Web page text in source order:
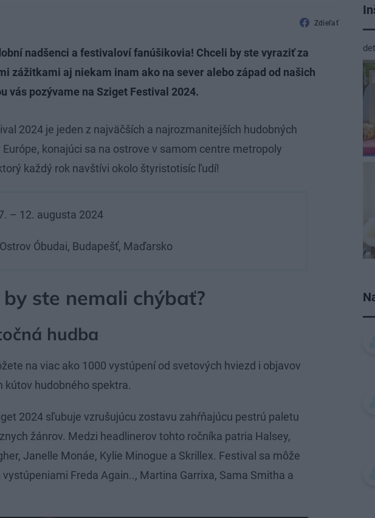
Zdieľať
nadšenci a festivaloví fanúšikovia! Chceli by ste vyraziť za
zážitkami aj niekam inam ako na sever alebo západ od našich
vás pozývame na Sziget Festival 2024.
2024 je jeden z najväčších a najrozmanitejších hudobných
konajúci sa na ostrove v samom centre metropoly
každý rok navštívi okolo štyristotisíc ľudí!
– 12. augusta 2024
Óbudai, Budapešť, Maďarsko
by ste nemali chýbať?
hudba
na viac ako 1000 vystúpení od svetových hviezd i objavov
kútov hudobného spektra.
2024 sľubuje vzrušujúcu zostavu zahŕňajúcu pestrú paletu
žánrov. Medzi headlinerov tohto ročníka patria Halsey,
Janelle Monáe, Kylie Minogue a Skrillex. Festival sa môže
Freda Again.., Martina Garrixa, Sama Smitha a